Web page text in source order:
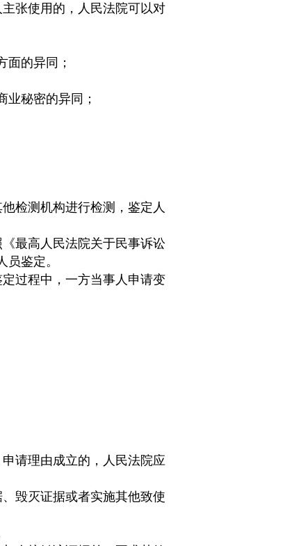
张使用的，人民法院可以对
的异同；
秘密的异同；
检测机构进行检测，鉴定人
最高人民法院关于民事诉讼
鉴定。
过程中，一方当事人申请变
请理由成立的，人民法院应
毁灭证据或者实施其他致使